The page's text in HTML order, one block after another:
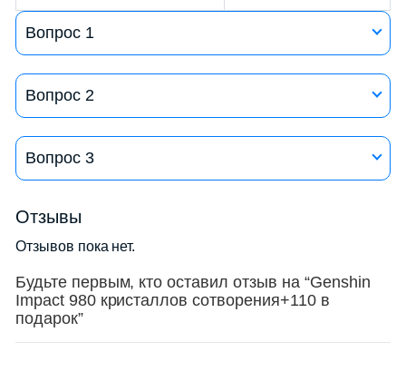
Вопрос 1
Ответ на вопрос 1
Вопрос 2
Ответ на вопрос 2
Вопрос 3
elit, sed do eiusmod tempor incididunt ut labore et
dolore
Отзывы
Отзывов пока нет.
Будьте первым, кто оставил отзыв на “Genshin
Impact 980 кристаллов сотворения+110 в
подарок”